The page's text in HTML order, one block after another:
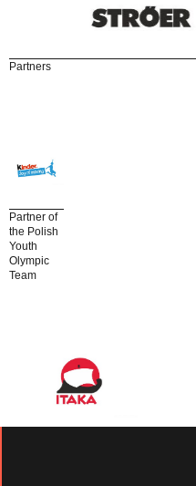
Partners
Partner of
the Polish
Youth
Olympic
Team